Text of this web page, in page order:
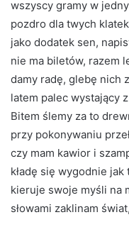
wszyscy gramy w
pozdro dla twych klatek
jako dodatek sen,
nie ma biletów, razem
damy radę, glebę nich
latem palec wystający
Bitem ślemy za to
przy pokonywaniu
czy mam kawior i
kładę się wygodnie
kieruje swoje myśli na
słowami zaklinam